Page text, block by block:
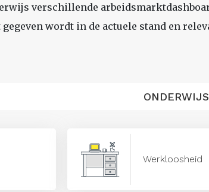
verschillende
wordt in de actuele stand en
ONDERWIJS
Werkloosheid